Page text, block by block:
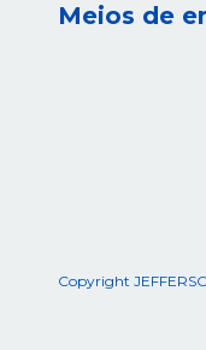
Meios de
Copyright